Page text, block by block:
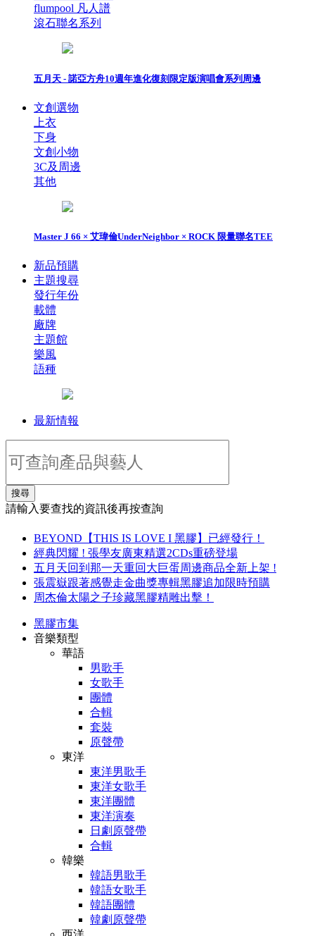
flumpool 凡人譜
滾石聯名系列
五月天 - 諾亞方舟10週年進化復刻限定版演唱會系列周邊
文創選物
上衣
下身
文創小物
3C及周邊
其他
Master J 66 × 艾瑋倫UnderNeighbor × ROCK 限量聯名TEE
新品預購
主題搜尋
發行年份
載體
廠牌
主題館
樂風
語種
最新情報
搜尋
請輸入要查找的資訊後再按查詢
BEYOND【THIS IS LOVE I 黑膠】已經發行！
經典閃耀 ! 張學友廣東精選2CDs重磅登場
五月天回到那一天重回大巨蛋周邊商品全新上架 !
張震嶽跟著感覺走金曲獎專輯黑膠追加限時預購
周杰倫太陽之子珍藏黑膠精雕出擊！
黑膠市集
音樂類型
華語
男歌手
女歌手
團體
合輯
套裝
原聲帶
東洋
東洋男歌手
東洋女歌手
東洋團體
東洋演奏
日劇原聲帶
合輯
韓樂
韓語男歌手
韓語女歌手
韓語團體
韓劇原聲帶